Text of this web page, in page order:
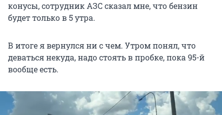
конусы, сотрудник АЗС сказал мне, что бензин
будет только в 5 утра.
В итоге я вернулся ни с чем. Утром понял, что
деваться некуда, надо стоять в пробке, пока 95-й
вообще есть.